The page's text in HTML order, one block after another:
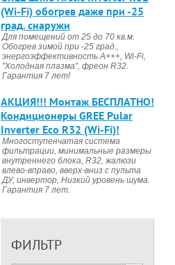
(Wi-Fi) обогрев даже при -25
град. снаружи
Для помещений от 25 до 70 кв.м.
Обогрев зимой при -25 град.,
энергоэффективность А+++, Wi-Fi,
"Холодная плазма", фреон R32.
Гарантия 7 лет!
АКЦИЯ!!! Монтаж БЕСПЛАТНО!
Кондиционеры GREE Pular
Inverter Eco R32 (Wi-Fi)!
Многоступенчатая система
фильтрации, минимальные размеры
внутреннего блока, R32, жалюзи
влево-вправо, вверх-вниз с пульта
ДУ, инвертор, Низкий уровень шума.
Гарантия 7 лет.
ФИЛЬТР